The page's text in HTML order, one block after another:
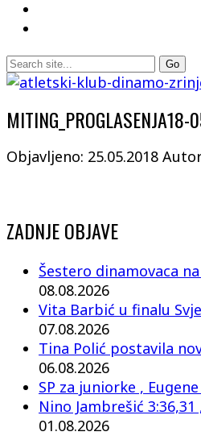
MITING_PROGLASENJA18-
Objavljeno: 25.05.2018
ZADNJE OBJAVE
Šestero dinamovaca
08.08.2026
Vita Barbić u finalu
07.08.2026
Tina Polić postavila
06.08.2026
SP za juniorke , Eugene
Nino Jambrešić
01.08.2026